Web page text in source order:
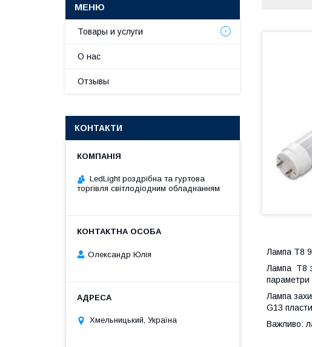
Лампа Т8
Лампа Т8
параметри
Лампа
G13
Важливо:
Товары и услуги
О нас
Отзывы
КОНТАКТИ
LedLight роздрiбна та гуртова
торгiвля свiтлодiодним обладнанням
Олександр Юлія
Хмельницький, Україна